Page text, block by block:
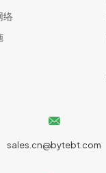
络​
sales.cn@bytebt.com